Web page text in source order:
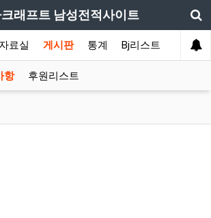
래프트 남성전적사이트
자료실 게시판 통계 Bj리스트 후원자
항 후원리스트